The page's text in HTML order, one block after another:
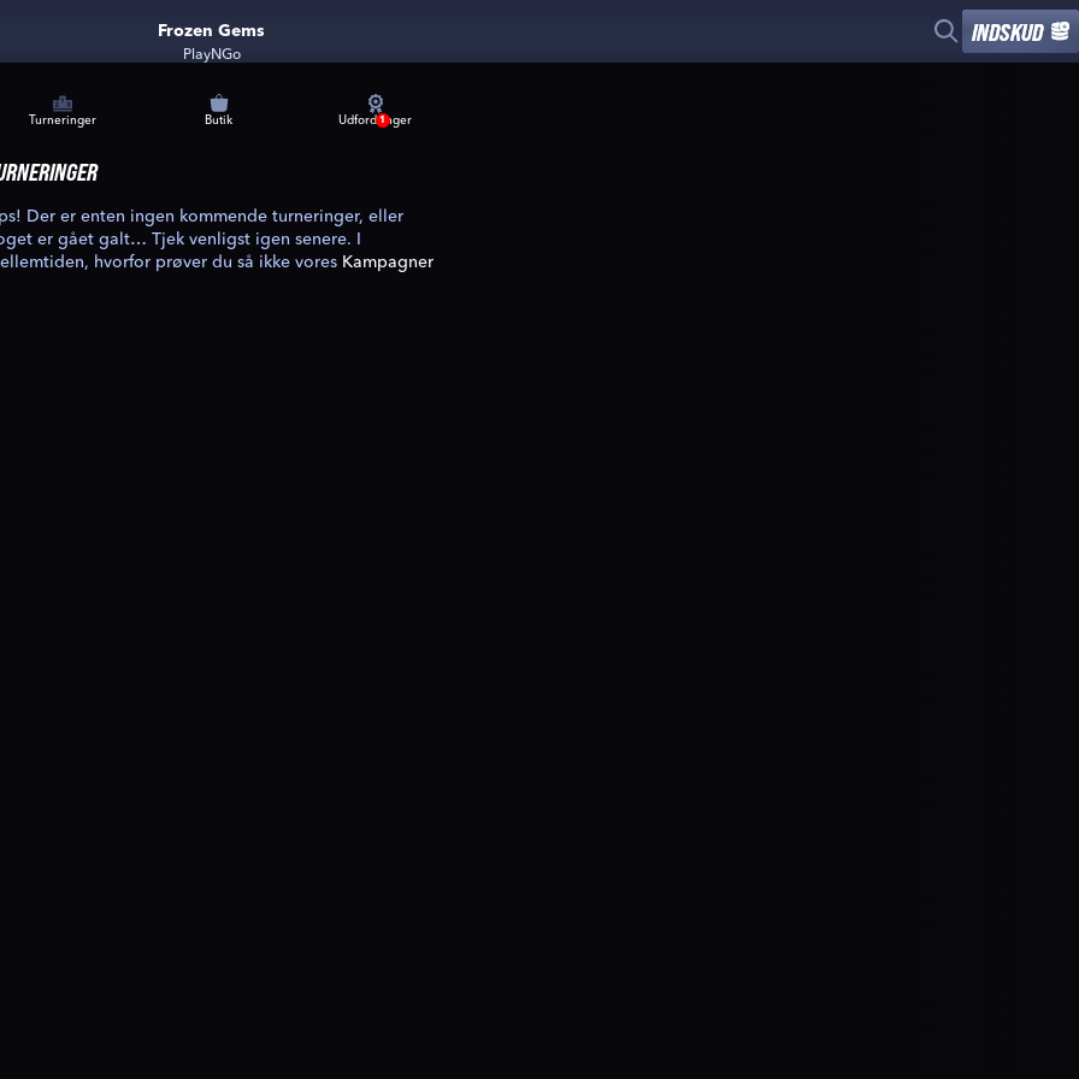
Frozen Gems
PlayNGo
INDSKUD
Turneringer Butik 1
Udfordringer
Der er enten ingen kommende turneringer, eller
er gået galt… Tjek venligst igen senere. I
hvorfor prøver du så ikke vores Kampagner